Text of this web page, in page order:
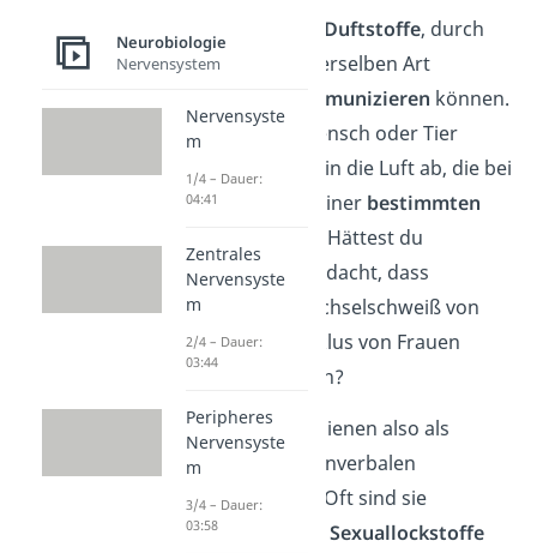
Duftstoffe, durch
die Lebewesen derselben Art
kommunizieren können.
Dabei gibt ein Mensch oder Tier
chemische Reize
in die Luft ab, die bei
Artgenossen zu einerbestimmten
führen. Hättest du
beispielsweise gedacht, dass
Pheromone im Achselschweiß von
Männern den Zyklus von Frauen
beeinflussen kann?
Die Pheromone dienen also als
Werkzeug der nonverbalen
Kommunikation. Oft sind sie
Erkennungs- und Sexuallockstoffe
Neurobiologie
Nervensystem
Nervensyste
m
1/4 – Dauer:
04:41
Zentrales
Nervensyste
m
2/4 – Dauer:
03:44
Peripheres
Nervensyste
m
3/4 – Dauer:
03:58